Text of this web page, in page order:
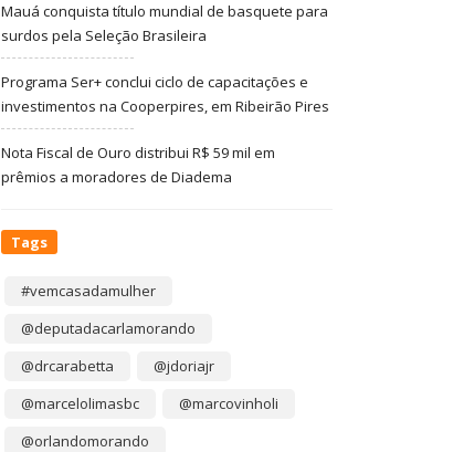
Mauá conquista título mundial de basquete para
surdos pela Seleção Brasileira
Programa Ser+ conclui ciclo de capacitações e
investimentos na Cooperpires, em Ribeirão Pires
Nota Fiscal de Ouro distribui R$ 59 mil em
prêmios a moradores de Diadema
Tags
#vemcasadamulher
@deputadacarlamorando
@drcarabetta
@jdoriajr
@marcelolimasbc
@marcovinholi
@orlandomorando